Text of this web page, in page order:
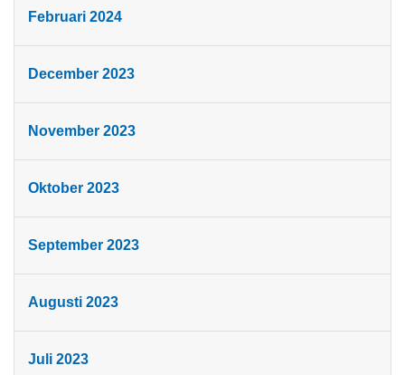
Februari 2024
December 2023
November 2023
Oktober 2023
September 2023
Augusti 2023
Juli 2023